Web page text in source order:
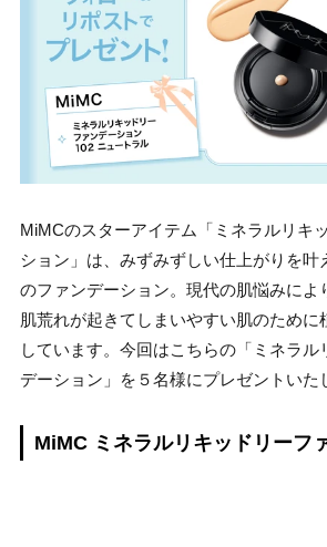
MiMCのスターアイテム「ミネラルリキ
ション」は、みずみずしい仕上がりを叶
のファンデーション。現代の肌悩みによ
肌荒れが起きてしまいやすい肌のために
しています。今回はこちらの「ミネラル
デーション」を５名様にプレゼントいた
MiMC ミネラルリキッドリーフ